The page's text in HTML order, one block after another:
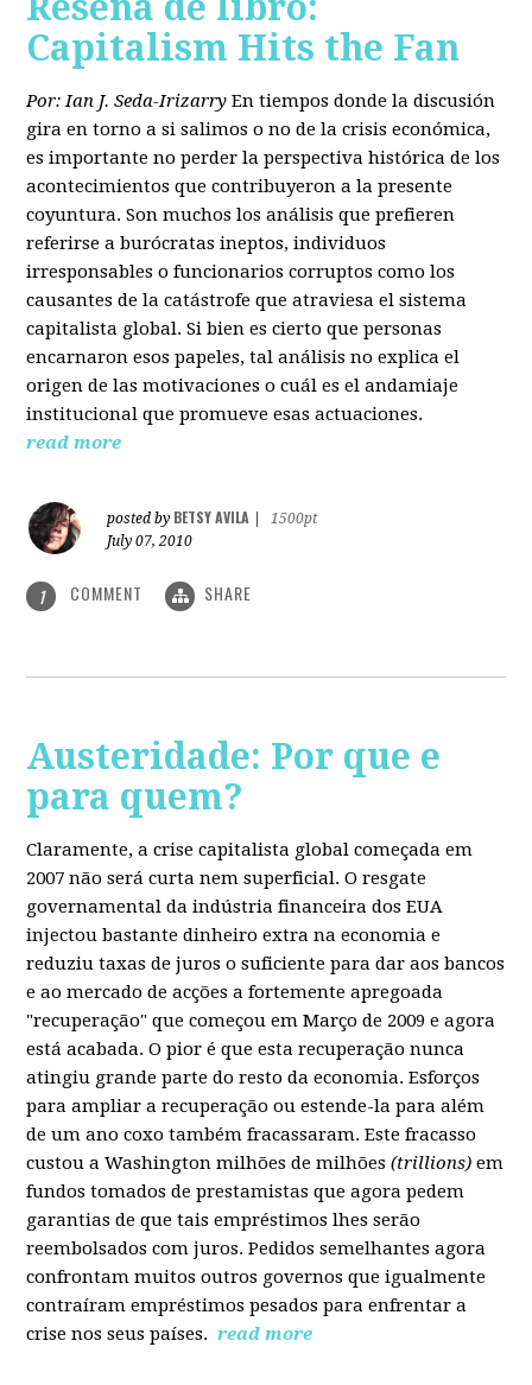
Capitalism Hits the Fan
Por: Ian J. Seda-Irizarry En tiempos donde la discusión
gira en torno a si salimos o no de la crisis económica,
es importante no perder la perspectiva histórica de los
acontecimientos que contribuyeron a la presente
coyuntura. Son muchos los análisis que prefieren
referirse a burócratas ineptos, individuos
irresponsables o funcionarios corruptos como los
causantes de la catástrofe que atraviesa el sistema
capitalista global. Si bien es cierto que personas
encarnaron esos papeles, tal análisis no explica el
origen de las motivaciones o cuál es el andamiaje
institucional que promueve esas actuaciones.
read more
posted by BETSY AVILA
1500pt
July 07, 2010
1 COMMENT SHARE
Austeridade: Por que e
para quem?
Claramente, a crise capitalista global começada em
2007 não será curta nem superficial. O resgate
governamental da indústria financeira dos EUA
injectou bastante dinheiro extra na economia e
reduziu taxas de juros o suficiente para dar aos bancos
e ao mercado de acções a fortemente apregoada
"recuperação" que começou em Março de 2009 e agora
está acabada. O pior é que esta recuperação nunca
atingiu grande parte do resto da economia. Esforços
para ampliar a recuperação ou estende-la para além
de um ano coxo também fracassaram. Este fracasso
custou a Washington milhões de milhões(trillions) em
fundos tomados de prestamistas que agora pedem
garantias de que tais empréstimos lhes serão
reembolsados com juros. Pedidos semelhantes agora
confrontam muitos outros governos que igualmente
contraíram empréstimos pesados para enfrentar a
crise nos seus países. read more